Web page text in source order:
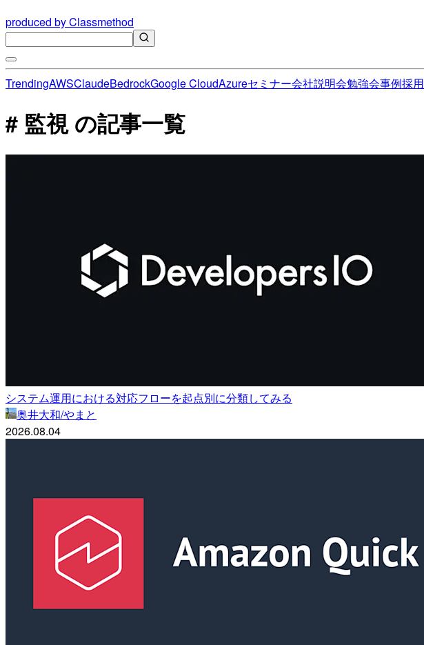
produced by Classmethod
TrendingAWSClaudeBedrockGoogle CloudAzureセミナー会社説明会勉強会事例採用
# 監視 の記事一覧
システム運用における対応フローを起点別に分類してみる
奥井大和/やまと
2026.08.04